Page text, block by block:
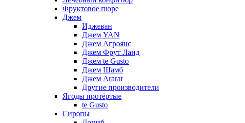
Фруктовое пюре
Джем
Иджеван
Джем YAN
Джем Агроянс
Джем Фрут Ланд
Джем te Gusto
Джем Шамб
Джем Ararat
Другие производители
Ягоды протёртые
te Gusto
Сиропы